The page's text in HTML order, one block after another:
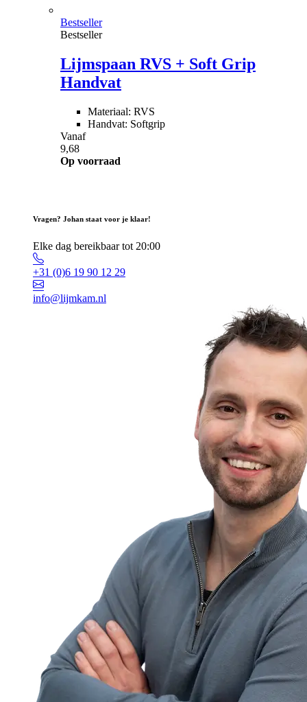
Bestseller
Bestseller
Lijmspaan RVS + Soft Grip
Handvat
Materiaal: RVS
Handvat: Softgrip
Vanaf
9,68
Op voorraad
Vragen? Johan staat voor je klaar!
Elke dag bereikbaar tot 20:00
+31 (0)6 19 90 12 29
info@lijmkam.nl